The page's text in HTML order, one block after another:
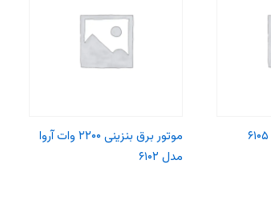
موتور برق بنزینی ۲۲۰۰ وات آروا
مدل ۶۱۰۲